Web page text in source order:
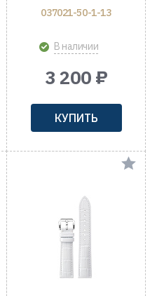
037021-50-1-13
В наличии
3 200 ₽
КУПИТЬ